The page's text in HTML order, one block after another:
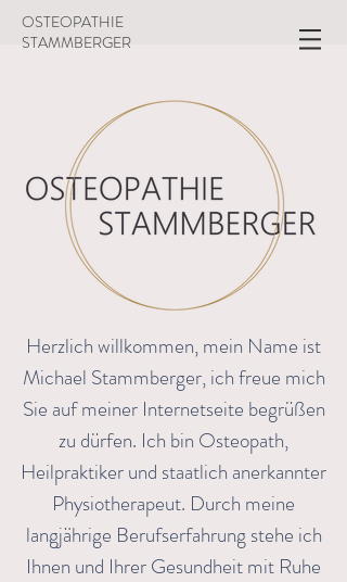
OSTEOPATHIE
STAMMBERGER
Herzlich willkommen, mein Name ist
Michael Stammberger, ich freue mich
Sie auf meiner Internetseite begrüßen
zu dürfen. Ich bin Osteopath,
Heilpraktiker und staatlich anerkannter
Physiotherapeut. Durch meine
langjährige Berufserfahrung stehe ich
Ihnen und Ihrer Gesundheit mit Ruhe